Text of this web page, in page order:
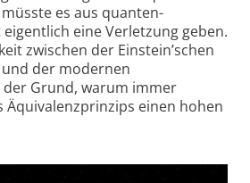
es aus quanten­
eine Verletzung geben.
zwischen der Einstein’schen
der modernen
Grund, warum immer
Äquivalenz­prinzips einen hohen